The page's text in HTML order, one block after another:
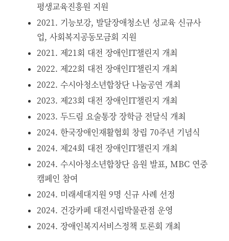
평생교육진흥원 지원
2021. 기능보강, 발달장애청소년 성교육 신규사
업, 사회복지공동모금회 지원
2021. 제21회 대전 장애인IT챌린지 개최
2022. 제22회 대전 장애인IT챌린지 개최
2022. 수시아청소년합창단 나눔공연 개최
2023. 제23회 대전 장애인IT챌린지 개최
2023. 두드림 요술통장 장학금 전달식 개최
2024. 한국장애인재활협회 창립 70주년 기념식
2024. 제24회 대전 장애인IT챌린지 개최
2024. 수시아청소년합창단 음원 발표, MBC 연중
캠페인 참여
2024. 미래세대지원 9명 신규 사례 선정
2024. 건강카페 대전시립박물관점 운영
2024. 장애인복지서비스정책 토론회 개최